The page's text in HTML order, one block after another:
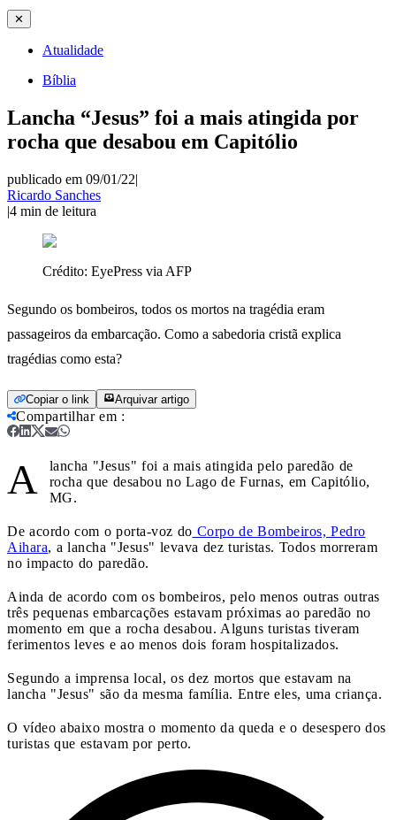
✕
Atualidade
Bíblia
Lancha “Jesus” foi a mais atingida por
rocha que desabou em Capitólio
publicado em 09/01/22|
Ricardo Sanches
|4 min de leitura
Crédito: EyePress via AFP
Segundo os bombeiros, todos os mortos na tragédia eram
passageiros da embarcação. Como a sabedoria cristã explica
tragédias como esta?
Copiar o link Arquivar artigo
Compartilhar em :
A
lancha "Jesus" foi a mais atingida pelo paredão de
rocha que desabou no Lago de Furnas, em Capitólio,
MG.
De acordo com o porta-voz do Corpo de Bombeiros, Pedro
Aihara, a lancha "Jesus" levava dez turistas. Todos morreram
no impacto do paredão.
Ainda de acordo com os bombeiros, pelo menos outras outras
três pequenas embarcações estavam próximas ao paredão no
momento em que a rocha desabou. Alguns turistas tiveram
ferimentos leves e ao menos dois foram hospitalizados.
Segundo a imprensa local, os dez mortos que estavam na
lancha "Jesus" são da mesma família. Entre eles, uma criança.
O vídeo abaixo mostra o momento da queda e o desespero dos
turistas que estavam por perto.